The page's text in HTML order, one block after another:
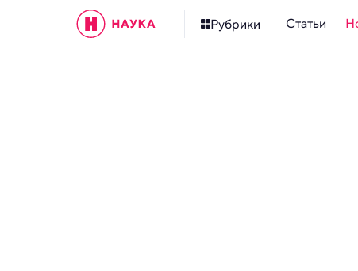
Рубрики Статьи